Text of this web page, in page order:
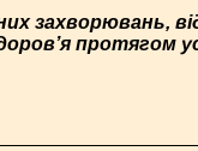
захворювань,
протягом